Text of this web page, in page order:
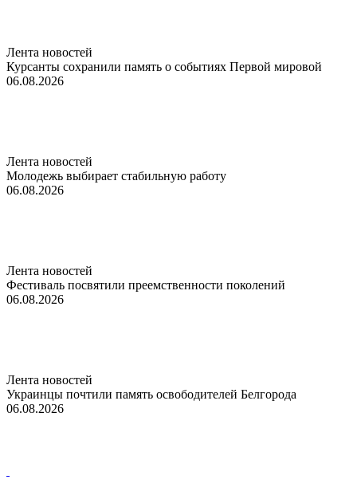
Лента новостей
Курсанты сохранили память о событиях Первой мировой
06.08.2026
Лента новостей
Молодежь выбирает стабильную работу
06.08.2026
Лента новостей
Фестиваль посвятили преемственности поколений
06.08.2026
Лента новостей
Украинцы почтили память освободителей Белгорода
06.08.2026